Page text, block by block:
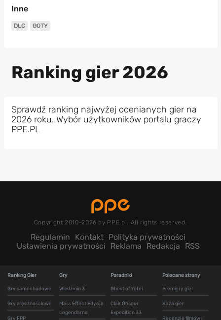
Inne
DLC GOTY
Ranking gier 2026
Sprawdź ranking najwyżej ocenianych gier na
2026 roku. Wybór użytkowników portalu graczy
PPE.PL
Copyright 2010-2026 by PPE.pl. All rights reserved.
Regulamin Kontakt Polityka prywatności
Ustawienia prywatności
Reklama Redakcja RSS
Ranking Gier
Gry samochodowe
Gry zręcznościowe
Gry FPP
Gry
Wiedźmin 3
Mass Effect Edycja
Legendarna
Poradniki
Ghost of Yotei
Clair Obscur
Expedition 33
Polecane strony
Premiery gier
Baza gier
Recenzje filmów i